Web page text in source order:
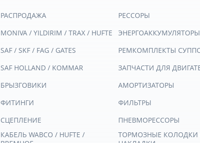
РАСПРОДАЖА
MONIVA / YILDIRIM / TRAX / HUFTE
SAF / SKF / FAG / GATES
SAF HOLLAND / KOMMAR
БРЫЗГОВИКИ
ФИТИНГИ
СЦЕПЛЕНИЕ
КАБЕЛЬ WABCO / HUFTE /
РЕССОРЫ
ЭНЕРГОАККУМУЛЯТОРЫ
РЕМКОМПЛЕКТЫ
ЗАПЧАСТИ ДЛЯ
АМОРТИЗАТОРЫ
ФИЛЬТРЫ
ПНЕВМОРЕССОРЫ
ТОРМОЗНЫЕ КОЛОДКИ